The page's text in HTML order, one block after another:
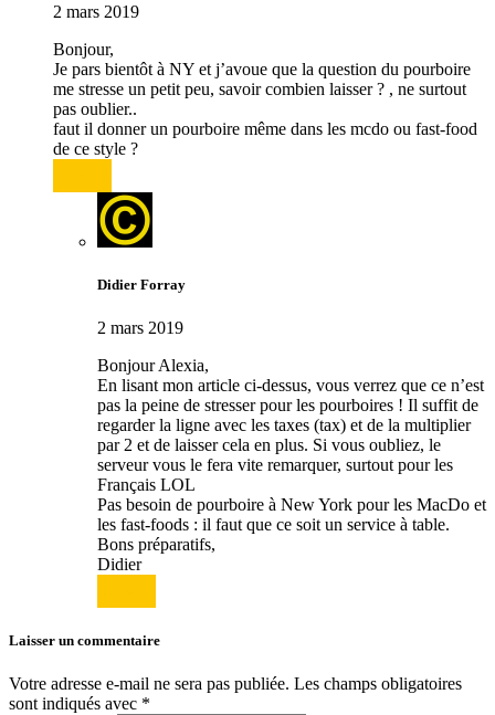
2 mars 2019
Bonjour,
Je pars bientôt à NY et j’avoue que la question du pourboire
me stresse un petit peu, savoir combien laisser ? , ne surtout
pas oublier..
faut il donner un pourboire même dans les mcdo ou fast-food
de ce style ?
Didier Forray
2 mars 2019
Bonjour Alexia,
En lisant mon article ci-dessus, vous verrez que ce n’est
pas la peine de stresser pour les pourboires ! Il suffit de
regarder la ligne avec les taxes (tax) et de la multiplier
par 2 et de laisser cela en plus. Si vous oubliez, le
serveur vous le fera vite remarquer, surtout pour les
Français LOL
Pas besoin de pourboire à New York pour les MacDo et
les fast-foods : il faut que ce soit un service à table.
Bons préparatifs,
Didier
Laisser un commentaire
Votre adresse e-mail ne sera pas publiée. Les champs obligatoires
sont indiqués avec *